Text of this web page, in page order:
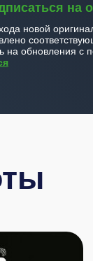
на
новой
на обновления с